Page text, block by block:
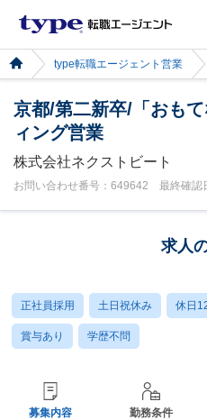
type転職エージェント営業
京都/第二新卒/「おも
ィング営業
株式会社ネクストビート
お問い合わせ番号：649642 最終確認
求人
正社員採用 土日祝休み 休日
賞与あり 学歴不問
募集内容 勤務条件